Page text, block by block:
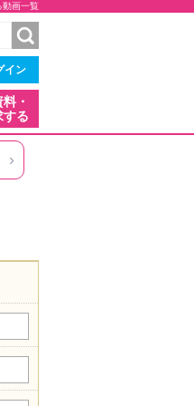
動画一覧
イン
・
する
›